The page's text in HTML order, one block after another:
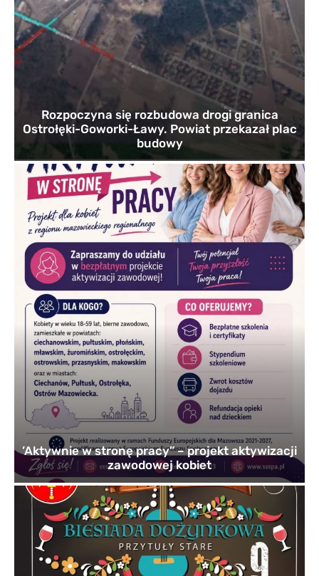
Rozpoczyna się rozbudowa drogi granica
Ostrołęki-Goworki-Ławy. Powiat przekazał plac
budowy
’Aktywnie w stronę pracy” – projekt aktywizacji
zawodowej kobiet